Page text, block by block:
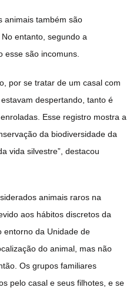
animais também são
entanto, segundo a
esse são incomuns.
por se tratar de um casal com
despertando, tanto é
Esse registro mostra a
da biodiversidade da
vida silvestre”, destacou
animais raros na
aos hábitos discretos da
entorno da Unidade de
do animal, mas não
Os grupos familiares
pelo casal e seus filhotes, e se